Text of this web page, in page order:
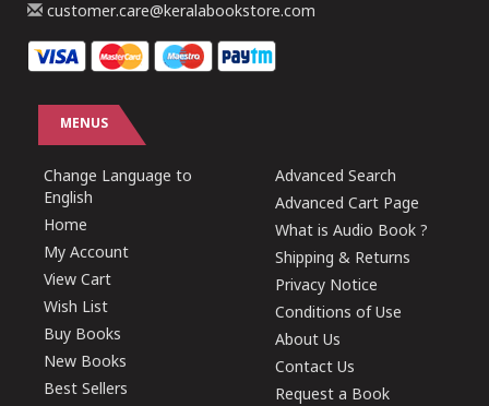
customer.care@keralabookstore.com
MENUS
Change Language to
English
Home
My Account
View Cart
Wish List
Buy Books
New Books
Best Sellers
Advanced Search
Advanced Cart Page
What is Audio Book ?
Shipping & Returns
Privacy Notice
Conditions of Use
About Us
Contact Us
Request a Book